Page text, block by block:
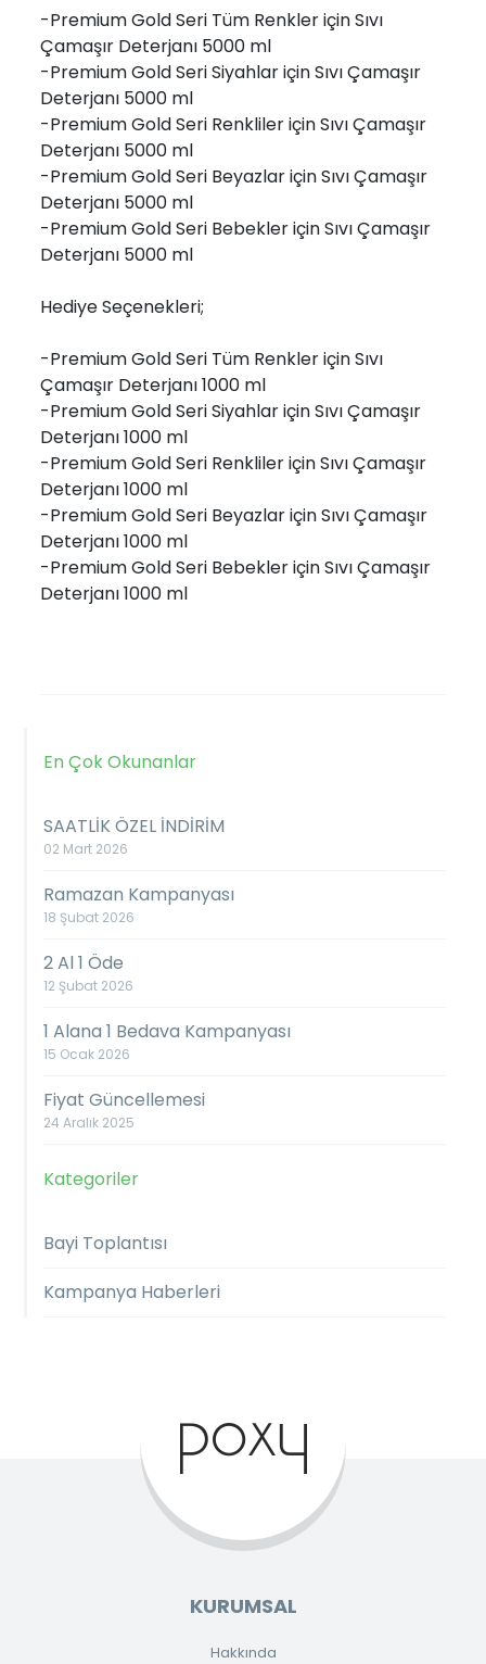
-Premium Gold Seri Tüm Renkler için Sıvı
Çamaşır Deterjanı 5000 ml
-Premium Gold Seri Siyahlar için Sıvı Çamaşır
Deterjanı 5000 ml
-Premium Gold Seri Renkliler için Sıvı Çamaşır
Deterjanı 5000 ml
-Premium Gold Seri Beyazlar için Sıvı Çamaşır
Deterjanı 5000 ml
-Premium Gold Seri Bebekler için Sıvı Çamaşır
Deterjanı 5000 ml
Hediye Seçenekleri;
-Premium Gold Seri Tüm Renkler için Sıvı
Çamaşır Deterjanı 1000 ml
-Premium Gold Seri Siyahlar için Sıvı Çamaşır
Deterjanı 1000 ml
-Premium Gold Seri Renkliler için Sıvı Çamaşır
Deterjanı 1000 ml
-Premium Gold Seri Beyazlar için Sıvı Çamaşır
Deterjanı 1000 ml
-Premium Gold Seri Bebekler için Sıvı Çamaşır
Deterjanı 1000 ml
En Çok Okunanlar
SAATLİK ÖZEL İNDİRİM
02 Mart 2026
Ramazan Kampanyası
18 Şubat 2026
2 Al 1 Öde
12 Şubat 2026
1 Alana 1 Bedava Kampanyası
15 Ocak 2026
Fiyat Güncellemesi
24 Aralık 2025
Kategoriler
Bayi Toplantısı
Kampanya Haberleri
KURUMSAL
Hakkında